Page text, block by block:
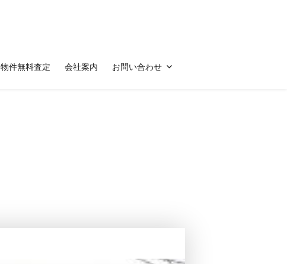
物件無料査定 会社案内 お問い合わせ